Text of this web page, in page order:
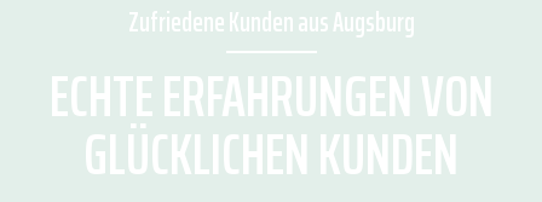
Zufriedene Kunden aus Augsburg
ECHTE ERFAHRUNGEN VON
GLÜCKLICHEN KUNDEN